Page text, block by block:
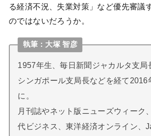
る経済不況、失業対策」など優先審議
のではないだろうか。
執筆：大塚 智彦
1957年生、毎日新聞ジャカルタ支局
シンガポール支局長などを経て2016
に。
月刊誌やネット版ニューズウィーク
代ビジネス、東洋経済オンライン、